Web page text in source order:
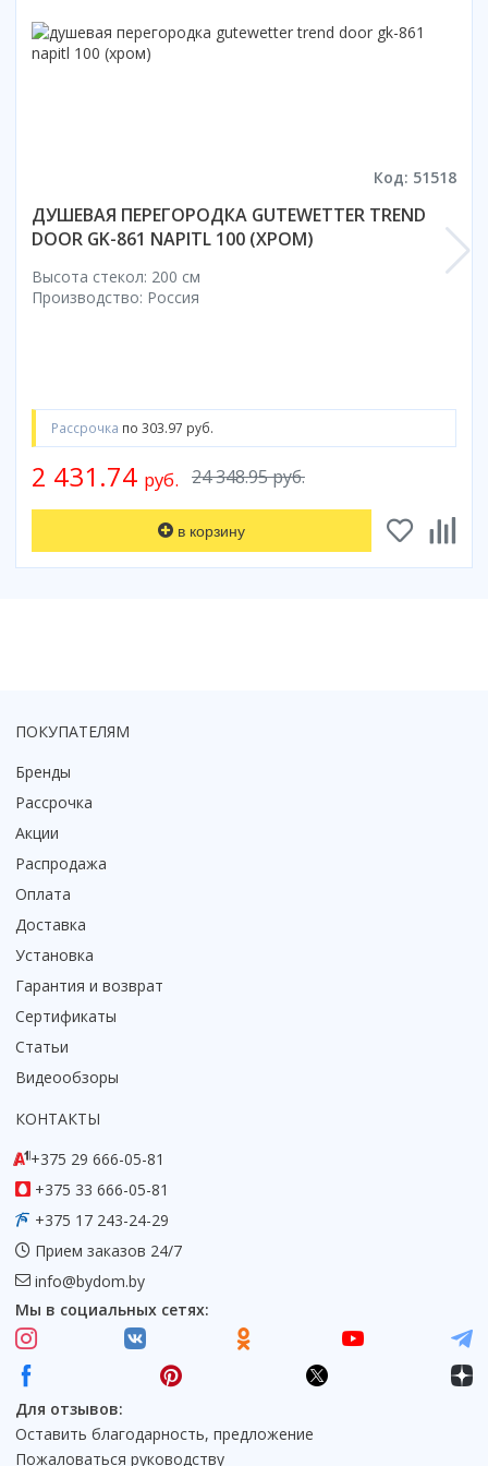
Коврик для душевой кабины
Смотреть все
Код: 51518
ДУШЕВАЯ ПЕРЕГОРОДКА GUTEWETTER TREND
DOOR GK-861 NAPITL 100 (ХРОМ)
Высота стекол: 200 см
Производство: Россия
Рассрочка по 303.97 руб.
24 348.95 руб.
2 431.74 руб.
в корзину
ПОКУПАТЕЛЯМ
Бренды
Рассрочка
Акции
Распродажа
Оплата
Доставка
Установка
Гарантия и возврат
Сертификаты
Статьи
Видеообзоры
КОНТАКТЫ
+375 29 666-05-81
+375 33 666-05-81
+375 17 243-24-29
Прием заказов 24/7
info@bydom.by
Мы в социальных сетях:
Для отзывов:
Оставить благодарность, предложение
Пожаловаться руководству